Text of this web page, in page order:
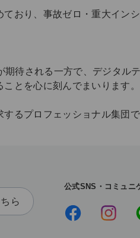
おり、事故ゼロ・重大イン
待される一方で、デジタル
とを心に刻んでまいります。
るプロフェッショナル集団で
ら
公式SNS・コミュニ